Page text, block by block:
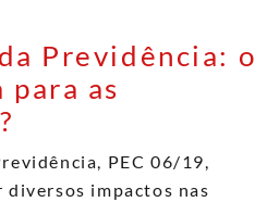
Previdência: o
para as
PEC 06/19,
diversos impactos nas